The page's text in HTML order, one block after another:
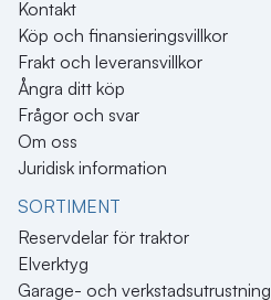
Kontakt
Köp och finansieringsvillkor
Frakt och leveransvillkor
Ångra ditt köp
Frågor och svar
Om oss
Juridisk information
SORTIMENT
Reservdelar för traktor
Elverktyg
Garage- och verkstadsutrustning